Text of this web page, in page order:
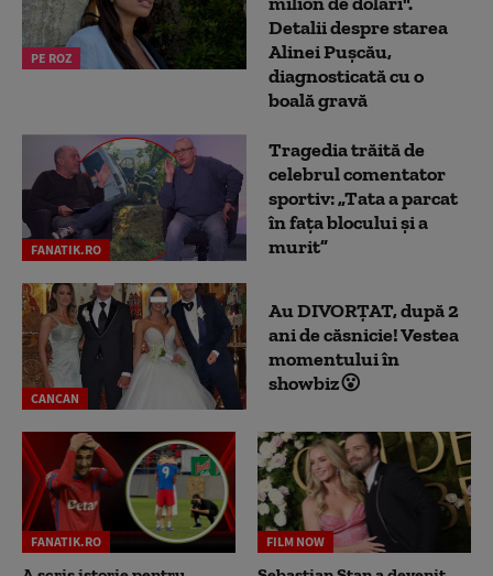
PE ROZ
Detalii despre starea
Alinei Pușcău,
diagnosticată cu o
boală gravă
FANATIK.RO
Tragedia trăită de
celebrul comentator
sportiv: „Tata a parcat
în fața blocului și a
murit”
CANCAN
Au DIVORȚAT, după 2
ani de căsnicie! Vestea
momentului în
showbiz😮
FANATIK.RO FILM NOW